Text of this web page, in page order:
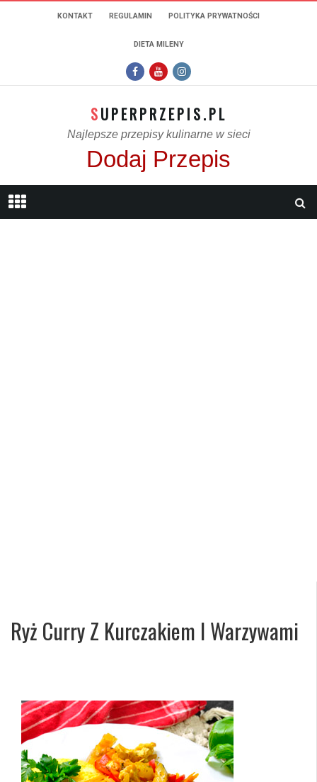
KONTAKT REGULAMIN POLITYKA PRYWATNOŚCI
DIETA MILENY
SUPERPRZEPIS.PL
Najlepsze przepisy kulinarne w sieci
Dodaj Przepis
Ryż Curry Z Kurczakiem I Warzywami